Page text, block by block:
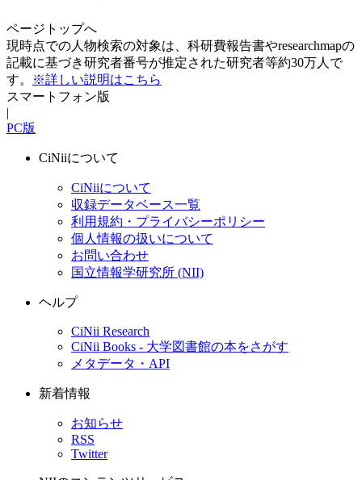
ページトップへ
現時点での人物検索の対象は、科研費報告書やresearchmapの
記載に基づき研究者番号が推定された研究者等約30万人で
す。
※詳しい説明はこちら
スマートフォン版
|
PC版
CiNiiについて
CiNiiについて
収録データベース一覧
利用規約・プライバシーポリシー
個人情報の扱いについて
お問い合わせ
国立情報学研究所 (NII)
ヘルプ
CiNii Research
CiNii Books - 大学図書館の本をさがす
メタデータ・API
新着情報
お知らせ
RSS
Twitter